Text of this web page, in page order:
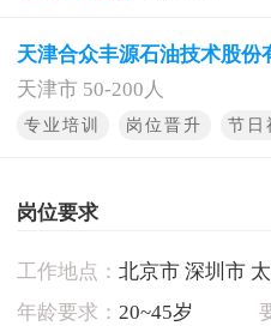
天津合众丰源石油技术股份
天津市 50-200人
专业培训 岗位晋升 节日
岗位要求
工作地点： 北京市 深圳市
年龄要求： 20~45岁